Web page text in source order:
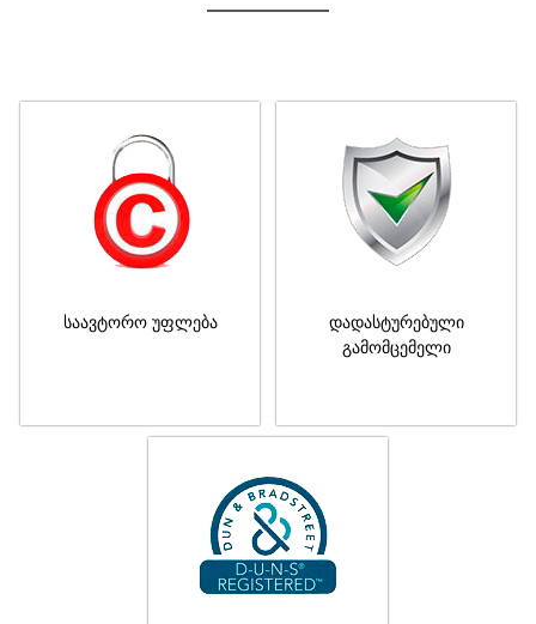
საავტორო უფლება
დადასტურებული
გამომცემელი